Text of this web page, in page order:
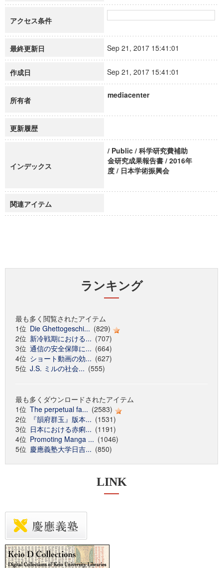
アクセス条件
最終更新日 Sep 21, 2017 15:41:01
作成日 Sep 21, 2017 15:41:01
所有者
mediacenter
更新履歴
インデックス
/ Public / 科学研究費補助
金研究成果報告書 / 2016年
度 / 日本学術振興会
関連アイテム
ランキング
最も多く閲覧されたアイテム
1位 Die Ghettogeschi... (829)
2位 新冷戦期における... (707)
3位 通信の安全保障に... (664)
4位 ショート動画の効... (627)
5位 J.S. ミルの社会... (555)
最も多くダウンロードされたアイテム
1位 The perpetual fa... (2583)
2位
『韻府群玉』版本... (1531)
3位 日本における赤痢... (1191)
4位 Promoting Manga ... (1046)
5位 慶應義塾大学日吉... (850)
LINK